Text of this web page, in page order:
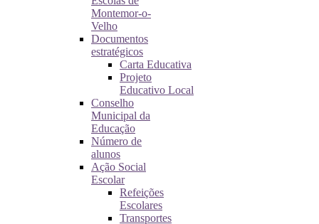
Montemor-o-
Velho
Documentos
estratégicos
Carta Educativa
Projeto
Educativo Local
Conselho
Municipal da
Educação
Número de
alunos
Ação Social
Escolar
Refeições
Escolares
Transportes